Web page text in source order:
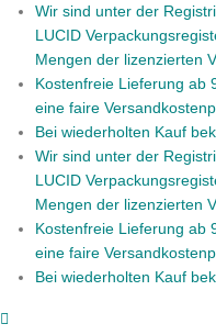
Wir sind unter der
LUCID
Mengen der lizenzierten
Kostenfreie Lieferung ab
eine faire
Bei wiederholten Kauf
Wir sind unter der
LUCID
Mengen der lizenzierten
Kostenfreie Lieferung ab
eine faire
Bei wiederholten Kauf